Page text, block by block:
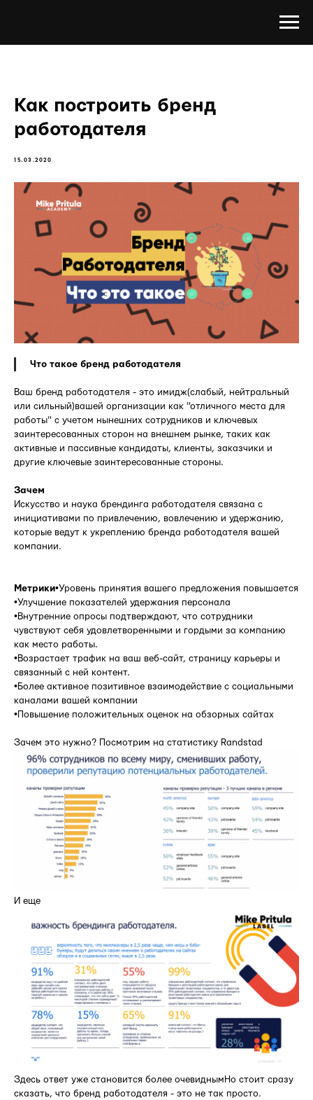
Как построить бренд
работодателя
15.03.2020
Что такое бренд работодателя
Ваш бренд работодателя - это имидж(слабый, нейтральный
или сильный)вашей организации как "отличного места для
работы" с учетом нынешних сотрудников и ключевых
заинтересованных сторон на внешнем рынке, таких как
активные и пассивные кандидаты, клиенты, заказчики и
другие ключевые заинтересованные стороны.
Зачем
Искусство и наука брендинга работодателя связана с
инициативами по привлечению, вовлечению и удержанию,
которые ведут к укреплению бренда работодателя вашей
компании.
Метрики•Уровень принятия вашего предложения повышается
•Улучшение показателей удержания персонала
•Внутренние опросы подтверждают, что сотрудники
чувствуют себя удовлетворенными и гордыми за компанию
как место работы.
•Возрастает трафик на ваш веб-сайт, страницу карьеры и
связанный с ней контент.
•Более активное позитивное взаимодействие с социальными
каналами вашей компании
•Повышение положительных оценок на обзорных сайтах
Зачем это нужно? Посмотрим на статистику Randstad
И еще
Здесь ответ уже становится более очевиднымНо стоит сразу
сказать, что бренд работодателя - это не так просто.